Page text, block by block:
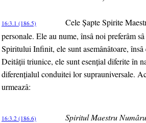
16:3.1 (186.5)
Cele Şapte Spirite
personale. Ele au nume, însâ noi preferâm
Spiritului Infinit, ele sunt asemânâtoare,
Deitâţii triunice, ele sunt esenţial diferite în
diferenţialul conduitei lor suprauniversale.
urmeazâ:
16:3.2 (186.6) Spiritul Maestru